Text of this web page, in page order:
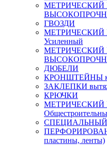
МЕТРИЧЕСКИЙ
ГВОЗДИ
МЕТРИЧЕСКИЙ
Усиленный
МЕТРИЧЕСКИЙ
ДЮБЕЛИ
КРОНШТЕЙНЫ
ЗАКЛЕПКИ
КРЮЧКИ
МЕТРИЧЕСКИЙ
СПЕЦИАЛЬНЫЙ
пластины, ленты)